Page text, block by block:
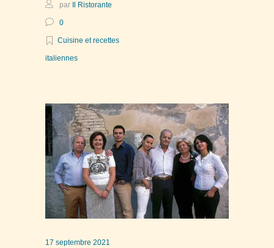
par Il Ristorante
0
Cuisine et recettes
italiennes
17 septembre 2021